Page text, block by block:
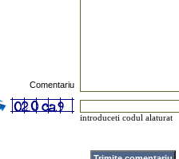
Comentariu
introduceti codul alaturat